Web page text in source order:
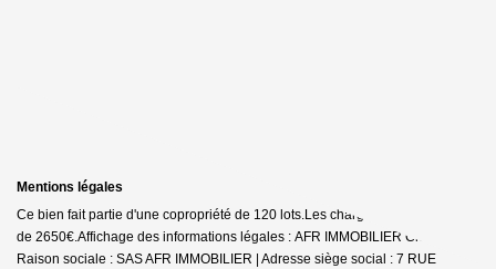
Mentions légales
Ce bien fait partie d'une copropriété de 120 lots.Les charges annuelles sont
de 2650€. Affichage des informations légales : AFR IMMOBILIER Chatou |
Raison sociale : SAS AFR IMMOBILIER | Adresse siège social : 7 RUE